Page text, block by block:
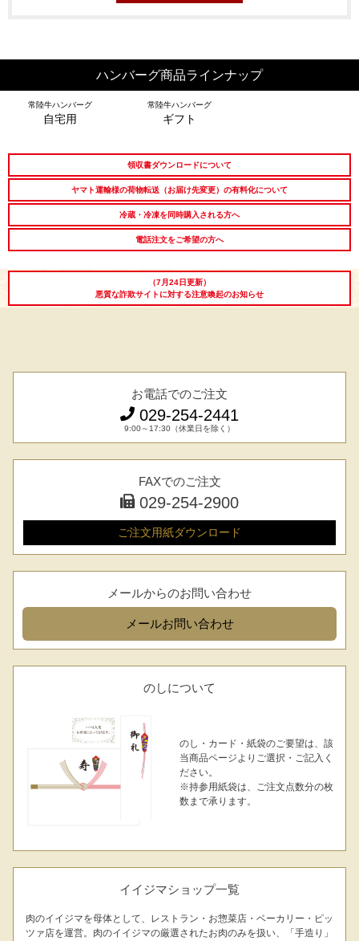
ト
出産内祝い 結婚内祝い 法事・香典返し
長寿祝い 高級肉ギフト 法人ギフト
LINEギフト ふるさと納税
ハンバーグ商品ラインナップ
常陸牛ハンバーグ
自宅用
常陸牛ハンバーグ
ギフト
領収書ダウンロードについて
ヤマト運輸様の荷物転送（お届け先変更）の有料化について
冷蔵・冷凍を同時購入される方へ
電話注文をご希望の方へ
（7月24日更新）
悪質な詐欺サイトに対する注意喚起のお知らせ
お電話でのご注文
029-254-2441
9:00～17:30（休業日を除く）
FAXでのご注文
029-254-2900
ご注文用紙ダウンロード
メールからのお問い合わせ
メールお問い合わせ
のしについて
のし・カード・紙袋のご要望は、該
当商品ページよりご選択・ご記入く
ださい。
※持参用紙袋は、ご注文点数分の枚
数まで承ります。
イイジマショップ一覧
肉のイイジマを母体として、レストラン・お惣菜店・ベーカリー・ピッ
ツァ店を運営。肉のイイジマの厳選されたお肉のみを扱い、「手造り」